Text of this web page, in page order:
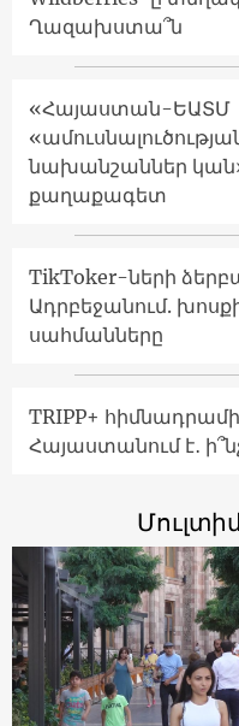
Ղազախստա՞ն
«Հայաստան-ԵԱՏՄ
նախանշաններ
քաղաքագետ
TikToker-ների
Ադրբեջանում.
սահմանները
TRIPP+
Հայաստանում է․